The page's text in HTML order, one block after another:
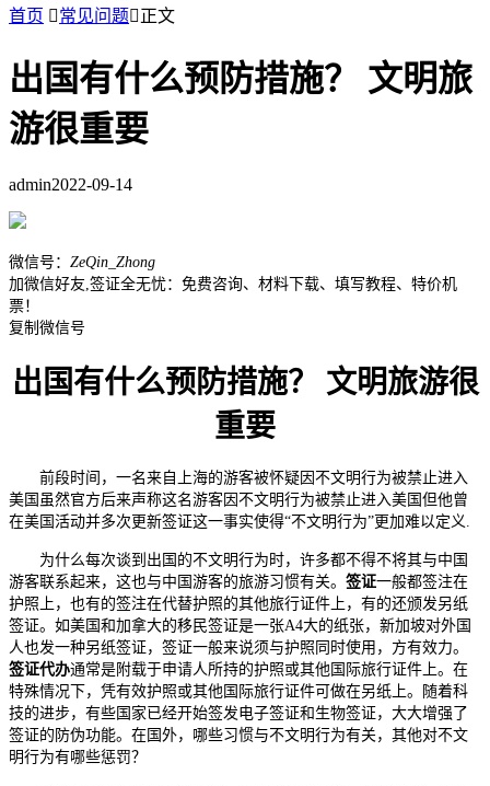
首页 常见问题正文
出国有什么预防措施？ 文明旅
游很重要
admin2022-09-14
微信号： ZeQin_Zhong
加微信好友,签证全无忧：免费咨询、材料下载、填写教程、特价机
票！
复制微信号
出国有什么预防措施？ 文明旅游很
重要
前段时间，一名来自上海的游客被怀疑因不文明行为被禁止进入
美国虽然官方后来声称这名游客因不文明行为被禁止进入美国但他曾
在美国活动并多次更新签证这一事实使得“不文明行为”更加难以定义.
为什么每次谈到出国的不文明行为时，许多都不得不将其与中国
游客联系起来，这也与中国游客的旅游习惯有关。 签证一般都签注在
护照上，也有的签注在代替护照的其他旅行证件上，有的还颁发另纸
签证。如美国和加拿大的移民签证是一张A4大的纸张，新加坡对外国
人也发一种另纸签证，签证一般来说须与护照同时使用，方有效力。
签证代办通常是附载于申请人所持的护照或其他国际旅行证件上。在
特殊情况下，凭有效护照或其他国际旅行证件可做在另纸上。随着科
技的进步，有些国家已经开始签发电子签证和生物签证，大大增强了
签证的防伪功能。在国外，哪些习惯与不文明行为有关，其他对不文
明行为有哪些惩罚？